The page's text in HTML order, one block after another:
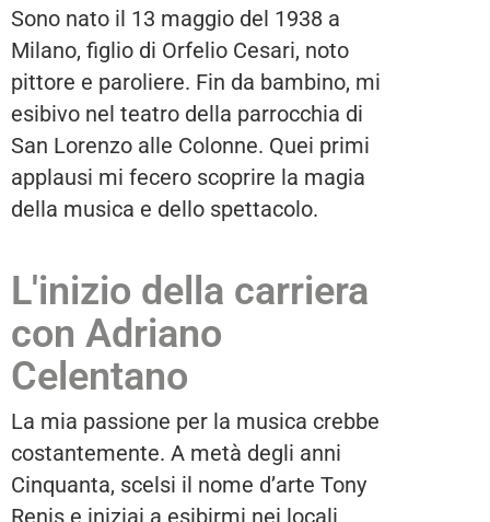
Sono nato il 13 maggio del 1938 a
Milano, figlio di Orfelio Cesari, noto
pittore e paroliere. Fin da bambino, mi
esibivo nel teatro della parrocchia di
San Lorenzo alle Colonne. Quei primi
applausi mi fecero scoprire la magia
della musica e dello spettacolo.
L'inizio della carriera
con Adriano
Celentano
La mia passione per la musica crebbe
costantemente. A metà degli anni
Cinquanta, scelsi il nome d’arte Tony
Renis e iniziai a esibirmi nei locali